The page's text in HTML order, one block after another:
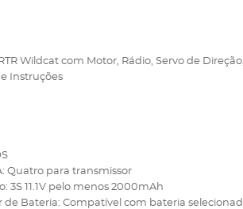
Wildcat com Motor, Rádio, Servo de
Instruções
Quatro para transmissor
3S 11.1V pelo menos 2000mAh
de Bateria: Compatível com bateria